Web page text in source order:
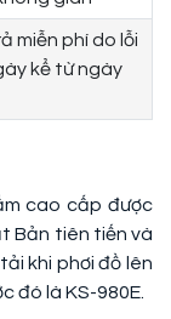
miễn phí do lỗi
kể từ ngày
cao cấp được
Bản tiên tiến và
khi phơi đồ lên
đó là KS-980E.